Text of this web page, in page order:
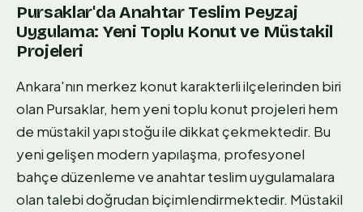
Pursaklar'da Anahtar Teslim Peyzaj
Uygulama: Yeni Toplu Konut ve Müstakil
Projeleri
Ankara'nın merkez konut karakterli ilçelerinden biri
olan Pursaklar, hem yeni toplu konut projeleri hem
de müstakil yapı stoğu ile dikkat çekmektedir. Bu
yeni gelişen modern yapılaşma, profesyonel
bahçe düzenleme ve anahtar teslim uygulamalara
olan talebi doğrudan biçimlendirmektedir. Müstakil